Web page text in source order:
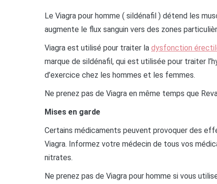
Le Viagra pour homme ( sildénafil ) détend les
augmente le flux sanguin vers des zones
Viagra est utilisé pour traiter la dysfonction
marque de sildénafil, qui est utilisée pour traiter
d’exercice chez les hommes et les femmes.
Ne prenez pas de Viagra en même temps que
Mises en garde
Certains médicaments peuvent provoquer des
Viagra. Informez votre médecin de tous vos
nitrates.
Ne prenez pas de Viagra pour homme si vous